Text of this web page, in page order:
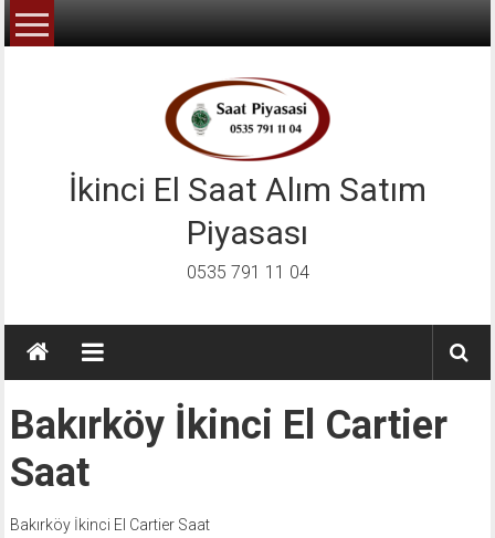
İçeriğe
geç
İkinci El Saat Alım Satım
Piyasası
0535 791 11 04
Bakırköy İkinci El Cartier
Saat
Bakırköy İkinci El Cartier Saat